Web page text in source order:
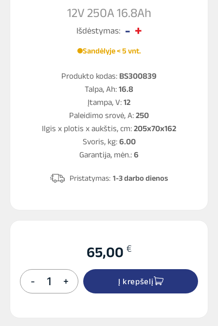
12V 250A 16.8Ah
Išdėstymas:
Sandėlyje < 5 vnt.
Produkto kodas: BS300839
Talpa, Ah: 16.8
Įtampa, V: 12
Paleidimo srovė, A: 250
Ilgis x plotis x aukštis, cm: 205x70x162
Svoris, kg: 6.00
Garantija, mėn.: 6
Pristatymas: 1-3 darbo dienos
65,00 €
-
produkto
kiekis:
BB16AL-
+ Į krepšelį